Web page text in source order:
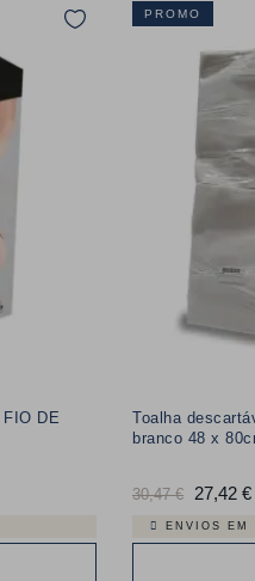
DE
PROMO
Toalha
branco 48 x
Preço
normal
30,47 € 27,42 €
ENVIOS EM